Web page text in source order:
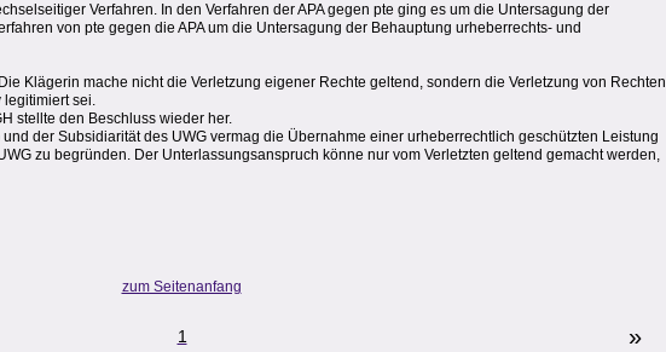
Verfahren. In den Verfahren der APA gegen pte ging es um die Untersagung der
von pte gegen die APA um die Untersagung der Behauptung urheberrechts- und
Klägerin mache nicht die Verletzung eigener Rechte geltend, sondern die Verletzung von Rechten
legitimiert sei.
stellte den Beschluss wieder her.
der Subsidiarität des UWG vermag die Übernahme einer urheberrechtlich geschützten Leistung
zu begründen. Der Unterlassungsanspruch könne nur vom Verletzten geltend gemacht werden,
zum Seitenanfang
1 »